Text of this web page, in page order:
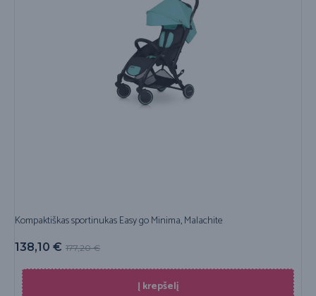
Kompaktiškas sportinukas Easy go Minima, Malachite
177,20€
138,10 €
Į krepšelį